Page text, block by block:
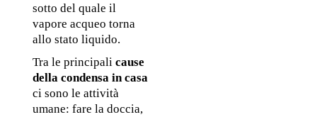
sotto del quale il
vapore acqueo torna
allo stato liquido.
Tra le principali cause
della condensa in casa
ci sono le attività
umane: fare la doccia,